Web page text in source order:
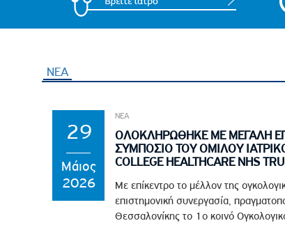
Ειδική Ετήσια
ΝΕΑ
29
Μάιος
2026
ΝΕΑ
ΟΛΟΚΛΗΡΩΘΗΚΕ ΜΕ ΜΕΓΑΛΗ
ΣΥΜΠΟΣΙΟ ΤΟΥ ΟΜΙΛΟΥ
COLLEGE HEALTHCARE NHS
Με επίκεντρο το μέλλον της
επιστημονική συνεργασία,
Θεσσαλονίκης το 1ο κοινό